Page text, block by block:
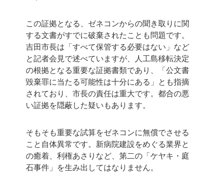
この証拠となる、ゼネコンからの聞き取りに関
する文書がすでに破棄されたことも問題です。
吉田市長は「すべて保管する必要はない」など
と記者会見で述べていますが、人工島移転決定
の根拠となる重要な証拠書類であり、「公文書
毀棄罪に当たる可能性は十分にある」とも指摘
されており、市長の責任は重大です。都合の悪
い証拠を隠蔽した疑いもあります。
そもそも重要な試算をゼネコンに無償でさせる
こと自体異常です。新病院建設をめぐる業界と
の癒着、利権あさりなど、第二の「ケヤキ・庭
石事件」を生み出してはなりません。